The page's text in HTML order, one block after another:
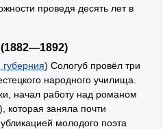
проведя десять лет в
губерния) Сологуб провёл три
народного училища.
начал работу над романом
заняла почти
молодого поэта